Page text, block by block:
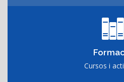
Cursos i